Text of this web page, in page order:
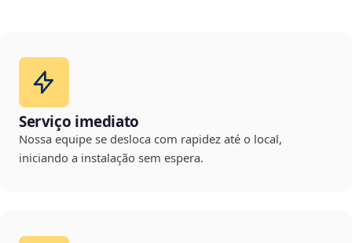
Serviço imediato
Nossa equipe se desloca com rapidez até o local,
iniciando a instalação sem espera.